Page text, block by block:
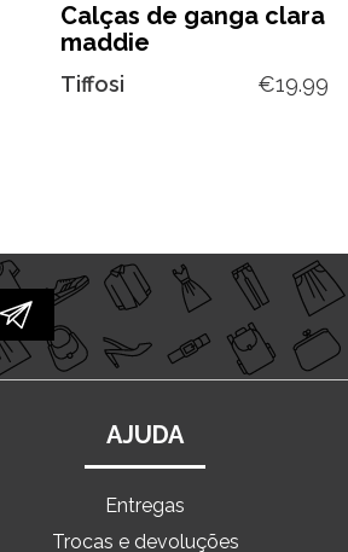
Calças de ganga clara
maddie
Tiffosi €19.99
AJUDA
Entregas
Trocas e devoluções